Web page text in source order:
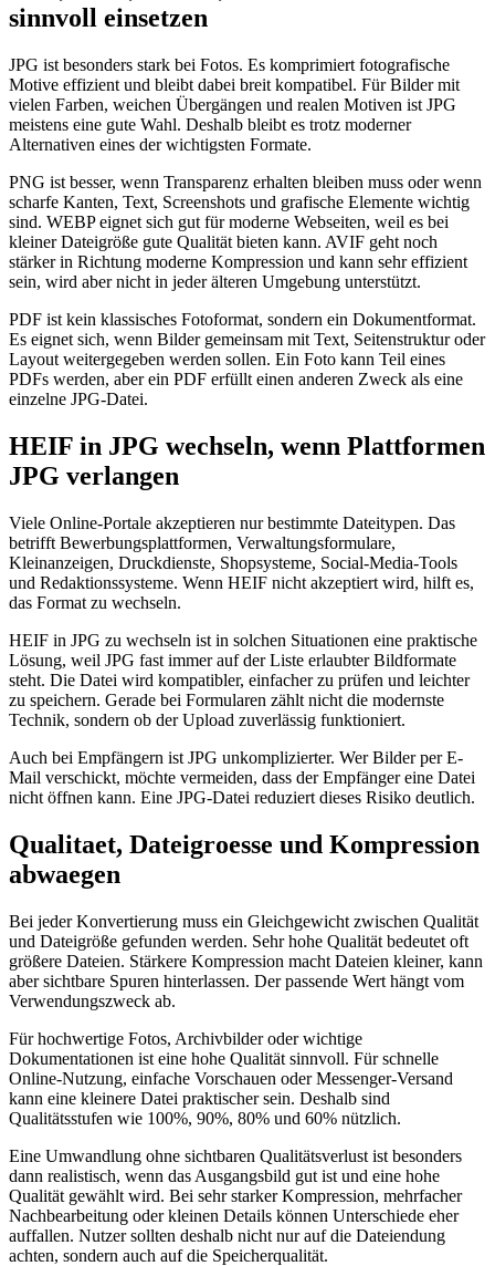
sinnvoll einsetzen
JPG ist besonders stark bei Fotos. Es komprimiert fotografische
Motive effizient und bleibt dabei breit kompatibel. Für Bilder mit
vielen Farben, weichen Übergängen und realen Motiven ist JPG
meistens eine gute Wahl. Deshalb bleibt es trotz moderner
Alternativen eines der wichtigsten Formate.
PNG ist besser, wenn Transparenz erhalten bleiben muss oder wenn
scharfe Kanten, Text, Screenshots und grafische Elemente wichtig
sind. WEBP eignet sich gut für moderne Webseiten, weil es bei
kleiner Dateigröße gute Qualität bieten kann. AVIF geht noch
stärker in Richtung moderne Kompression und kann sehr effizient
sein, wird aber nicht in jeder älteren Umgebung unterstützt.
PDF ist kein klassisches Fotoformat, sondern ein Dokumentformat.
Es eignet sich, wenn Bilder gemeinsam mit Text, Seitenstruktur oder
Layout weitergegeben werden sollen. Ein Foto kann Teil eines
PDFs werden, aber ein PDF erfüllt einen anderen Zweck als eine
einzelne JPG-Datei.
HEIF in JPG wechseln, wenn Plattformen
JPG verlangen
Viele Online-Portale akzeptieren nur bestimmte Dateitypen. Das
betrifft Bewerbungsplattformen, Verwaltungsformulare,
Kleinanzeigen, Druckdienste, Shopsysteme, Social-Media-Tools
und Redaktionssysteme. Wenn HEIF nicht akzeptiert wird, hilft es,
das Format zu wechseln.
HEIF in JPG zu wechseln ist in solchen Situationen eine praktische
Lösung, weil JPG fast immer auf der Liste erlaubter Bildformate
steht. Die Datei wird kompatibler, einfacher zu prüfen und leichter
zu speichern. Gerade bei Formularen zählt nicht die modernste
Technik, sondern ob der Upload zuverlässig funktioniert.
Auch bei Empfängern ist JPG unkomplizierter. Wer Bilder per E-
Mail verschickt, möchte vermeiden, dass der Empfänger eine Datei
nicht öffnen kann. Eine JPG-Datei reduziert dieses Risiko deutlich.
Qualitaet, Dateigroesse und Kompression
abwaegen
Bei jeder Konvertierung muss ein Gleichgewicht zwischen Qualität
und Dateigröße gefunden werden. Sehr hohe Qualität bedeutet oft
größere Dateien. Stärkere Kompression macht Dateien kleiner, kann
aber sichtbare Spuren hinterlassen. Der passende Wert hängt vom
Verwendungszweck ab.
Für hochwertige Fotos, Archivbilder oder wichtige
Dokumentationen ist eine hohe Qualität sinnvoll. Für schnelle
Online-Nutzung, einfache Vorschauen oder Messenger-Versand
kann eine kleinere Datei praktischer sein. Deshalb sind
Qualitätsstufen wie 100%, 90%, 80% und 60% nützlich.
Eine Umwandlung ohne sichtbaren Qualitätsverlust ist besonders
dann realistisch, wenn das Ausgangsbild gut ist und eine hohe
Qualität gewählt wird. Bei sehr starker Kompression, mehrfacher
Nachbearbeitung oder kleinen Details können Unterschiede eher
auffallen. Nutzer sollten deshalb nicht nur auf die Dateiendung
achten, sondern auch auf die Speicherqualität.